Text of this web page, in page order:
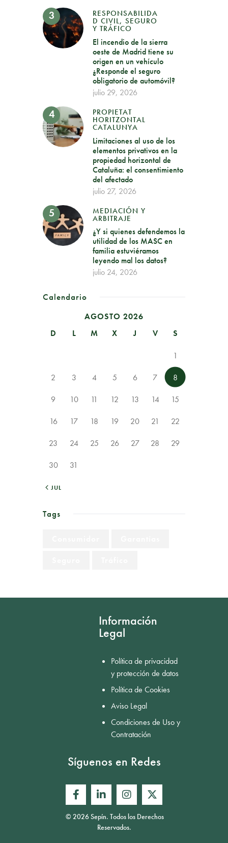
RESPONSABILIDA
D CIVIL, SEGURO
Y TRÁFICO
El incendio de la sierra
oeste de Madrid tiene su
origen en un vehículo
¿Responde el seguro
obligatorio de automóvil?
julio 29, 2026
PROPIETAT
HORITZONTAL
CATALUNYA
Limitaciones al uso de los
elementos privativos en la
propiedad horizontal de
Cataluña: el consentimiento
del afectado
julio 27, 2026
MEDIACIÓN Y
ARBITRAJE
¿Y si quienes defendemos la
utilidad de los MASC en
familia estuviéramos
leyendo mal los datos?
julio 24, 2026
Calendario
AGOSTO 2026
D
L M X J V S
1
2 3 4 5 6 7 8
9 10 11 12 13 14 15
16 17 18 19 20 21 22
23 24 25 26 27 28 29
30 31
« JUL
Tags
Información
Legal
Política de privacidad
y protección de datos
Política de Cookies
Aviso Legal
Condiciones de Uso y
Contratación
Síguenos en Redes
© 2026 Sepín. Todos los Derechos
Reservados.